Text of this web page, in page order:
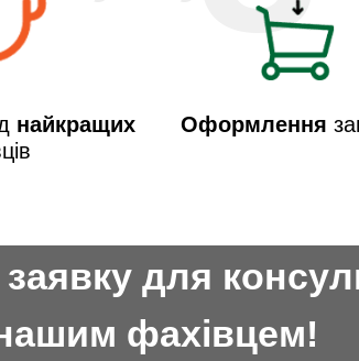
найкращих
Оформлення
для
фахівцем!